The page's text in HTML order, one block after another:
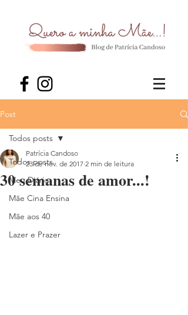
Post
Todos posts
Meu Diário
Mãe Cina Ensina
Mãe aos 40
Lazer e Prazer
Todos posts
30 semanas de amor...!
Patrícia Candoso
23 de nov. de 2017 2 min de leitura